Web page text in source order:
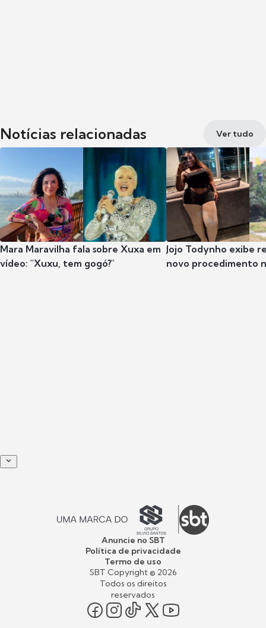
Notícias relacionadas Ver tudo
Mara Maravilha fala sobre Xuxa em
vídeo: "Xuxu, tem gogó?"
Jojo Todynho exibe
novo procedimento
Anuncie no SBT
Política de privacidade
Termo de uso
SBT Copyright © 2026
Todos os direitos
reservados